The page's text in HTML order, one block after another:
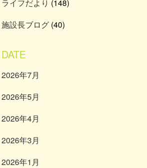
ライフだより (148)
施設長ブログ (40)
DATE
2026年7月
2026年5月
2026年4月
2026年3月
2026年1月